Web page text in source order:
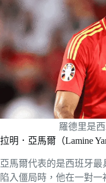
羅德里是
拉明．亞馬爾（Lamine
亞馬爾代表的是西班牙
陷入僵局時，他在一對